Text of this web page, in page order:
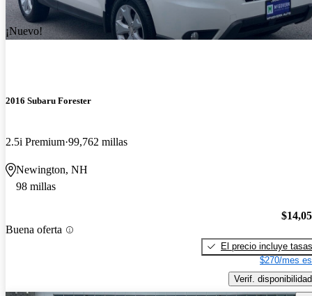
¡Nuevo!
2016 Subaru Forester
2.5i Premium 99,762 millas
Newington, NH
98 millas
Buena oferta
El precio incluye tasas
$270/mes
Verif. disponibilidad